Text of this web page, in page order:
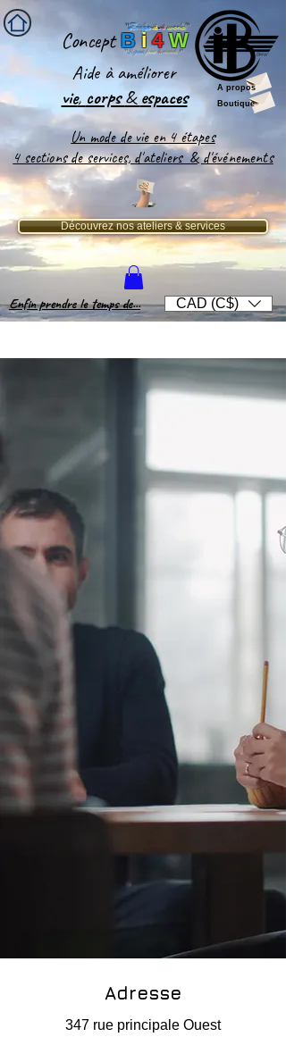
''Le pontpour le monde!''
ConceptB i 4 W
''Bridge-it-4world''
Aide à améliorer
vie, corps&espaces​
A propos
Boutique
Un mode de vie en 4 étapes
4 sections de services, d'ateliers & d'événements
CAD (C$)
Enfin prendre le temps de...
Découvrez nos ateliers & services
Adresse
347 rue principale Ouest